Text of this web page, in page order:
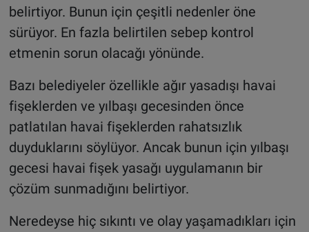
belirtiyor. Bunun için çeşitli nedenler öne
sürüyor. En fazla belirtilen sebep kontrol
etmenin sorun olacağı yönünde.
Bazı belediyeler özellikle ağır yasadışı havai
fişeklerden ve yılbaşı gecesinden önce
patlatılan havai fişeklerden rahatsızlık
duyduklarını söylüyor. Ancak bunun için yılbaşı
gecesi havai fişek yasağı uygulamanın bir
çözüm sunmadığını belirtiyor.
Neredeyse hiç sıkıntı ve olay yaşamadıkları için